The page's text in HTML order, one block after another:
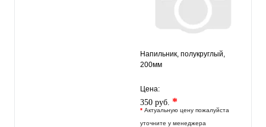
Напильник, полукруглый,
200мм
Цена:
350 руб. *
* Актуальную цену пожалуйста
уточните у менеджера